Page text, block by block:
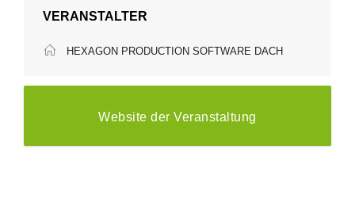
VERANSTALTER
HEXAGON PRODUCTION SOFTWARE DACH
Website der Veranstaltung